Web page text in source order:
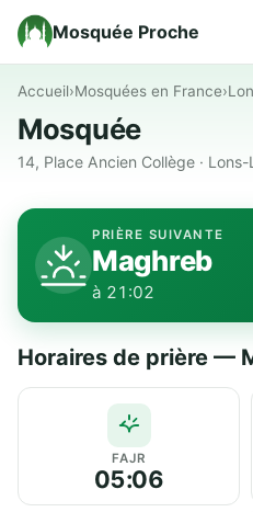
Mosquée Proche
Accueil›Mosquées en France›
Mosquée
14, Place Ancien Collège ·
PRIÈRE SUIVANTE
Maghreb
à 21:02
Horaires de prière —
FAJR
05:06